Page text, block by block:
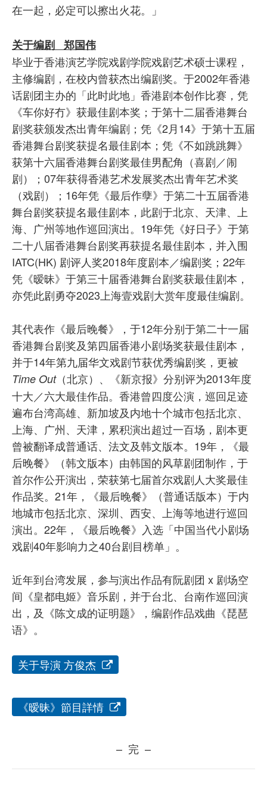
在一起，必定可以擦出火花。」
关于编剧 郑国伟
毕业于香港演艺学院戏剧学院戏剧艺术硕士课程，
主修编剧，在校内曾获杰出编剧奖。于2002年香港
话剧团主办的「此时此地」香港剧本创作比赛，凭
《车你好冇》获最佳剧本奖；于第十二届香港舞台
剧奖获颁发杰出青年编剧；凭《2月14》于第十五届
香港舞台剧奖获提名最佳剧本；凭《不如跳跳舞》
获第十六届香港舞台剧奖最佳男配角（喜剧／闹
剧）；07年获得香港艺术发展奖杰出青年艺术奖
（戏剧）；16年凭《最后作孽》于第二十五届香港
舞台剧奖获提名最佳剧本，此剧于北京、天津、上
海、广州等地作巡回演出。19年凭《好日子》于第
二十八届香港舞台剧奖再获提名最佳剧本，并入围
IATC(HK) 剧评人奖2018年度剧本／编剧奖；22年
凭《暧昧》于第三十届香港舞台剧奖获最佳剧本，
亦凭此剧勇夺2023上海壹戏剧大赏年度最佳编剧。
其代表作《最后晚餐》，于12年分别于第二十一届
香港舞台剧奖及第四届香港小剧场奖获最佳剧本，
并于14年第九届华文戏剧节获优秀编剧奖，更被
Time Out（北京）、《新京报》分别评为2013年度
十大／六大最佳作品。香港曾四度公演，巡回足迹
遍布台湾高雄、新加坡及内地十个城市包括北京、
上海、广州、天津，累积演出超过一百场，剧本更
曾被翻译成普通话、法文及韩文版本。19年，《最
后晚餐》（韩文版本）由韩国的风草剧团制作，于
首尔作公开演出，荣获第七届首尔戏剧人大奖最佳
作品奖。21年，《最后晚餐》（普通话版本）于内
地城市包括北京、深圳、西安、上海等地进行巡回
演出。22年，《最后晚餐》入选「中国当代小剧场
戏剧40年影响力之40台剧目榜单」。
近年到台湾发展，参与演出作品有阮剧团 x 剧场空
间《皇都电姬》音乐剧，并于台北、台南作巡回演
出，及《陈文成的证明题》，编剧作品戏曲《琵琶
语》。
关于导演 方俊杰
《暧昧》節目詳情
– 完 –